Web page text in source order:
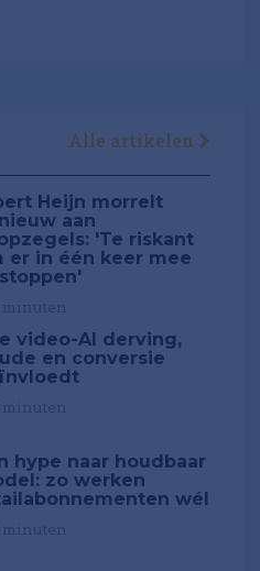
Alle artikelen
Heijn morrelt
aan
'Te riskant
er in één keer mee
video-AI derving,
en conversie
hype naar houdbaar
zo werken
wél